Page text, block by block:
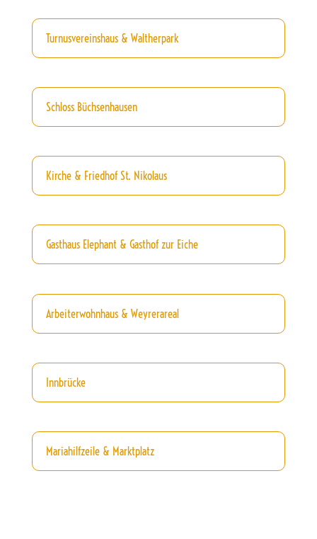
Turnusvereinshaus & Waltherpark
Schloss Büchsenhausen
Kirche & Friedhof St. Nikolaus
Gasthaus Elephant & Gasthof zur Eiche
Arbeiterwohnhaus & Weyrerareal
Innbrücke
Mariahilfzeile & Marktplatz